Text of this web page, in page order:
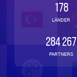
178
LÄNDER
284 267
PARTNERS